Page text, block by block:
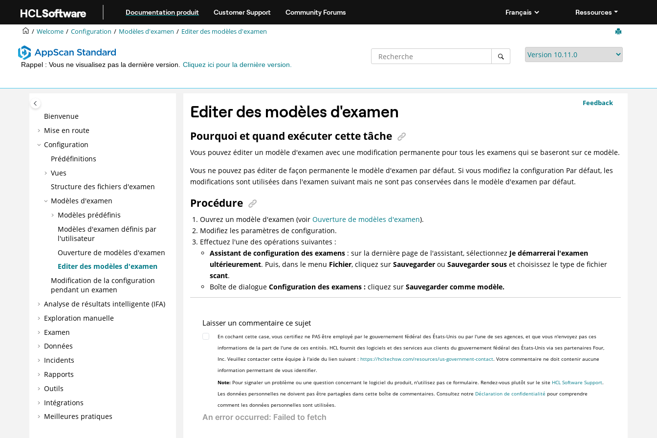
Documentation produit Customer Support Community Forums Ressources
Welcome Configuration Modèles d'examen Editer des modèles d'examen
Rappel : Vous ne visualisez pas la dernière version. Cliquez ici pour la dernière version.
Bienvenue
Mise en route
Configuration
Prédéfinitions
Vues
Structure des fichiers d'examen
Modèles d'examen
Modèles prédéfinis
Modèles d'examen définis par
l'utilisateur
Ouverture de modèles d'examen
Editer des modèles d'examen
Modification de la configuration
pendant un examen
Analyse de résultats intelligente (IFA)
Exploration manuelle
Examen
Données
Incidents
Rapports
Outils
Intégrations
Meilleures pratiques
Feedback
Editer des modèles d'examen
Pourquoi et quand exécuter cette tâche
Vous pouvez éditer un modèle d'examen avec une modification permanente pour tous les examens qui se baseront sur ce modèle.
Vous ne pouvez pas éditer de façon permanente le modèle d'examen par défaut. Si vous modifiez la configuration Par défaut, les
modifications sont utilisées dans l'examen suivant mais ne sont pas conservées dans le modèle d'examen par défaut.
Procédure
Ouvrez un modèle d'examen (voirOuverture de modèles d'examen).
Modifiez les paramètres de configuration.
Effectuez l'une des opérations suivantes :
Assistant de configuration des examens : sur la dernière page de l'assistant, sélectionnez Je démarrerai l'examen
ultérieurement. Puis, dans le menu Fichier, cliquez surSauvegarder ouSauvegarder sous et choisissez le type de fichier
scant.
Boîte de dialogueConfiguration des examens : cliquez surSauvegarder comme modèle.
Laisser un commentaire ce sujet
En cochant cette case, vous certifiez ne PAS être employé par le gouvernement fédéral des États-Unis ou par l'une de ses agences, et que vous n'envoyez pas ces
informations de la part de l'une de ces entités. HCL fournit des logiciels et des services aux clients du gouvernement fédéral des États-Unis via ses partenaires Four,
Inc. Veuillez contacter cette équipe à l'aide du lien suivant :https://hcltechsw.com/resources/us-government-contact. Votre commentaire ne doit contenir aucune
information permettant de vous identifier.
Note: Pour signaler un problème ou une question concernant le logiciel du produit, n'utilisez pas ce formulaire. Rendez-vous plutôt sur le site HCL Software Support.
Les données personnelles ne doivent pas être partagées dans cette boîte de commentaires. Consultez notre Déclaration de confidentialité pour comprendre
comment les données personnelles sont utilisées.